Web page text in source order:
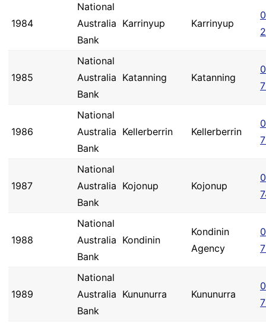
1984
National
Australia
Bank
Karrinyup Karrinyup
1985
National
Australia
Bank
Katanning Katanning
1986
National
Australia
Bank
Kellerberrin Kellerberrin
1987
National
Australia
Bank
Kojonup Kojonup
1988
National
Australia
Bank
Kondinin
Kondinin
Agency
1989
National
Australia
Bank
Kununurra Kununurra